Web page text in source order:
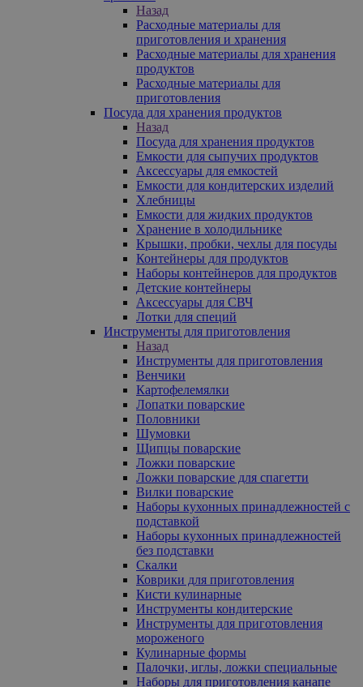
Назад
Расходные материалы для
приготовления и хранения
Расходные материалы для хранения
продуктов
Расходные материалы для
приготовления
Посуда для хранения продуктов
Назад
Посуда для хранения продуктов
Емкости для сыпучих продуктов
Аксессуары для емкостей
Емкости для кондитерских изделий
Хлебницы
Емкости для жидких продуктов
Хранение в холодильнике
Крышки, пробки, чехлы для посуды
Контейнеры для продуктов
Наборы контейнеров для продуктов
Детские контейнеры
Аксессуары для СВЧ
Лотки для специй
Инструменты для приготовления
Назад
Инструменты для приготовления
Венчики
Картофелемялки
Лопатки поварские
Половники
Шумовки
Щипцы поварские
Ложки поварские
Ложки поварские для спагетти
Вилки поварские
Наборы кухонных принадлежностей с
подставкой
Наборы кухонных принадлежностей
без подставки
Скалки
Коврики для приготовления
Кисти кулинарные
Инструменты кондитерские
Инструменты для приготовления
мороженого
Кулинарные формы
Палочки, иглы, ложки специальные
Наборы для приготовления канапе